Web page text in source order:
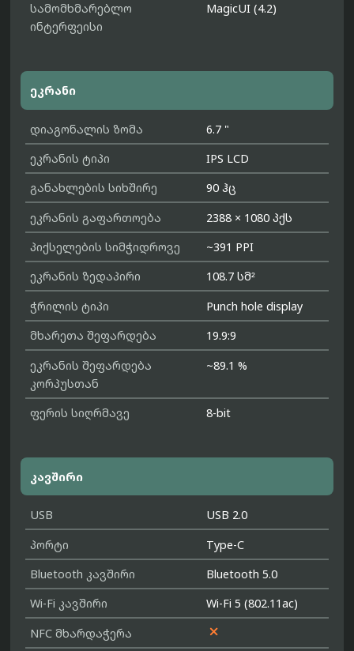
სამომხმარებლო
ინტერფეისი
MagicUI (4.2)
ეკრანი
დიაგონალის ზომა
6.7 "
ეკრანის ტიპი
IPS LCD
განახლების სიხშირე
90 ჰც
ეკრანის გაფართოება
2388 × 1080 პქს
პიქსელების სიმჭიდროვე
~391 PPI
ეკრანის ზედაპირი
108.7 სმ²
ჭრილის ტიპი
Punch hole display
მხარეთა შეფარდება
19.9:9
ეკრანის შეფარდება
კორპუსთან
~89.1 %
ფერის სიღრმავე 8-bit
კავშირი
USB
USB 2.0
პორტი
Type-C
Bluetooth კავშირი
Bluetooth 5.0
Wi-Fi კავშირი
Wi-Fi 5 (802.11ac)
NFC მხარდაჭერა
